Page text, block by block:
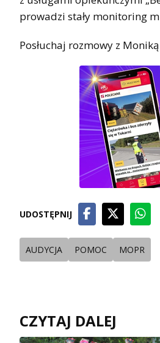
prowadzi stały monitoring
Posłuchaj rozmowy z
UDOSTĘPNIJ
AUDYCJA POMOC MOPR
CZYTAJ DALEJ